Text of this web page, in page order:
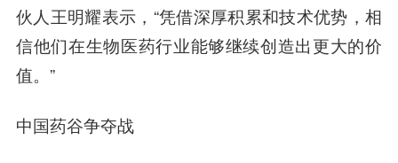
伙人王明耀表示，“凭借深厚积累和技术优势，相
信他们在生物医药行业能够继续创造出更大的价
值。”
中国药谷争夺战